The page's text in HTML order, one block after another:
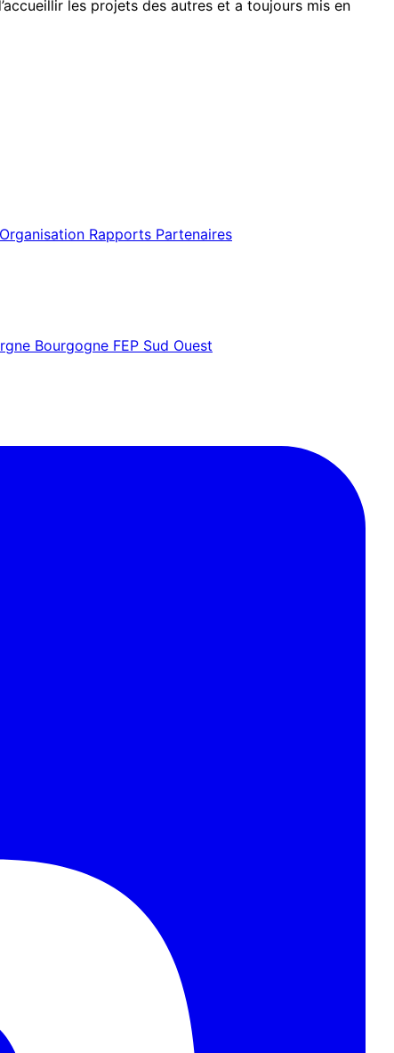
les projets des autres et a toujours mis en
Rapports Partenaires
Bourgogne FEP Sud Ouest